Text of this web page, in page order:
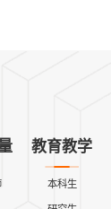
教育教学
本科生